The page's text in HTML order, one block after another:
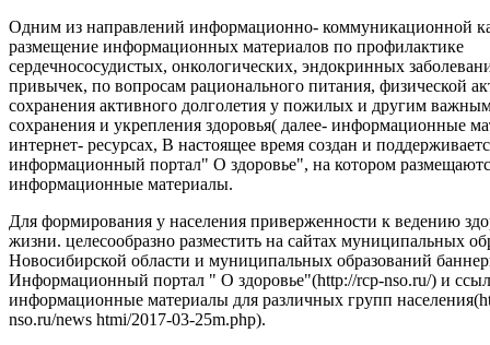
Одним из направлений информационно- коммуникационной
размещение информационных материалов по профилактике
сердечнососудистых, онкологических, эндокринных
привычек, по вопросам рационального питания, физической
сохранения активного долголетия у пожилых и другим
сохранения и укрепления здоровья( далее- информационные
интернет- ресурсах, В настоящее время создан и
информационный портал" О здоровье", на котором
информационные материалы.
Для формирования у населения приверженности к ведению
жизни. целесообразно разместить на сайтах муниципальных
Новосибирской области и муниципальных образований
Информационный портал " О здоровье"(http://rcp-nso.ru/) и
информационные материалы для различных групп
nso.ru/news htmi/2017-03-25m.php).